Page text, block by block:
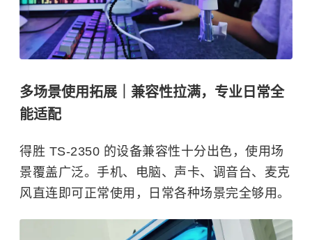
多场景使用拓展｜兼容性拉满，专业日常全
能适配
得胜 TS-2350 的设备兼容性十分出色，使用场
景覆盖广泛。手机、电脑、声卡、调音台、麦克
风直连即可正常使用，日常各种场景完全够用。